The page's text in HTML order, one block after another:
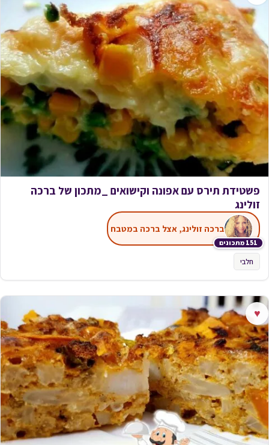
פשטידת תירס עם אפונה וקישואים _מתכון של ברכה
זולינג
151 מתכונים
ברכה זולינג, אצל ברכה במטבח
חלבי
♥